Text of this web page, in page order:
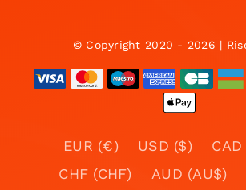
© Copyright 2020 - 2026 |
EUR (€) USD ($)
CHF (CHF)
AUD (AU$)